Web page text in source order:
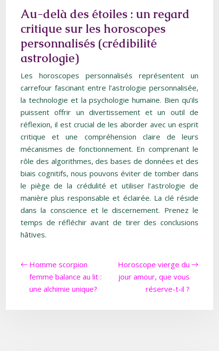
Au-delà des étoiles : un regard
critique sur les horoscopes
personnalisés (crédibilité
astrologie)
Les horoscopes personnalisés représentent un
carrefour fascinant entre l’astrologie personnalisée,
la technologie et la psychologie humaine. Bien qu’ils
puissent offrir un divertissement et un outil de
réflexion, il est crucial de les aborder avec un esprit
critique et une compréhension claire de leurs
mécanismes de fonctionnement. En comprenant le
rôle des algorithmes, des bases de données et des
biais cognitifs, nous pouvons éviter de tomber dans
le piège de la crédulité et utiliser l’astrologie de
manière plus responsable et éclairée. La clé réside
dans la conscience et le discernement. Prenez le
temps de réfléchir avant de tirer des conclusions
hâtives.
Homme scorpion
femme balance au lit :
une alchimie unique?
Horoscope vierge du
jour amour, que vous
réserve-t-il ?